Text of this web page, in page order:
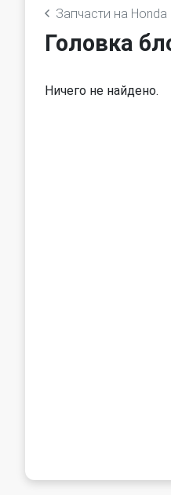
Запчасти на Honda
Головка
Ничего не найдено.